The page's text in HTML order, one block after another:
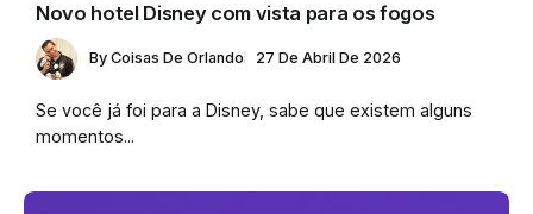
Novo hotel Disney com vista para os fogos
By Coisas De Orlando 27 De Abril De 2026
Se você já foi para a Disney, sabe que existem alguns
momentos...